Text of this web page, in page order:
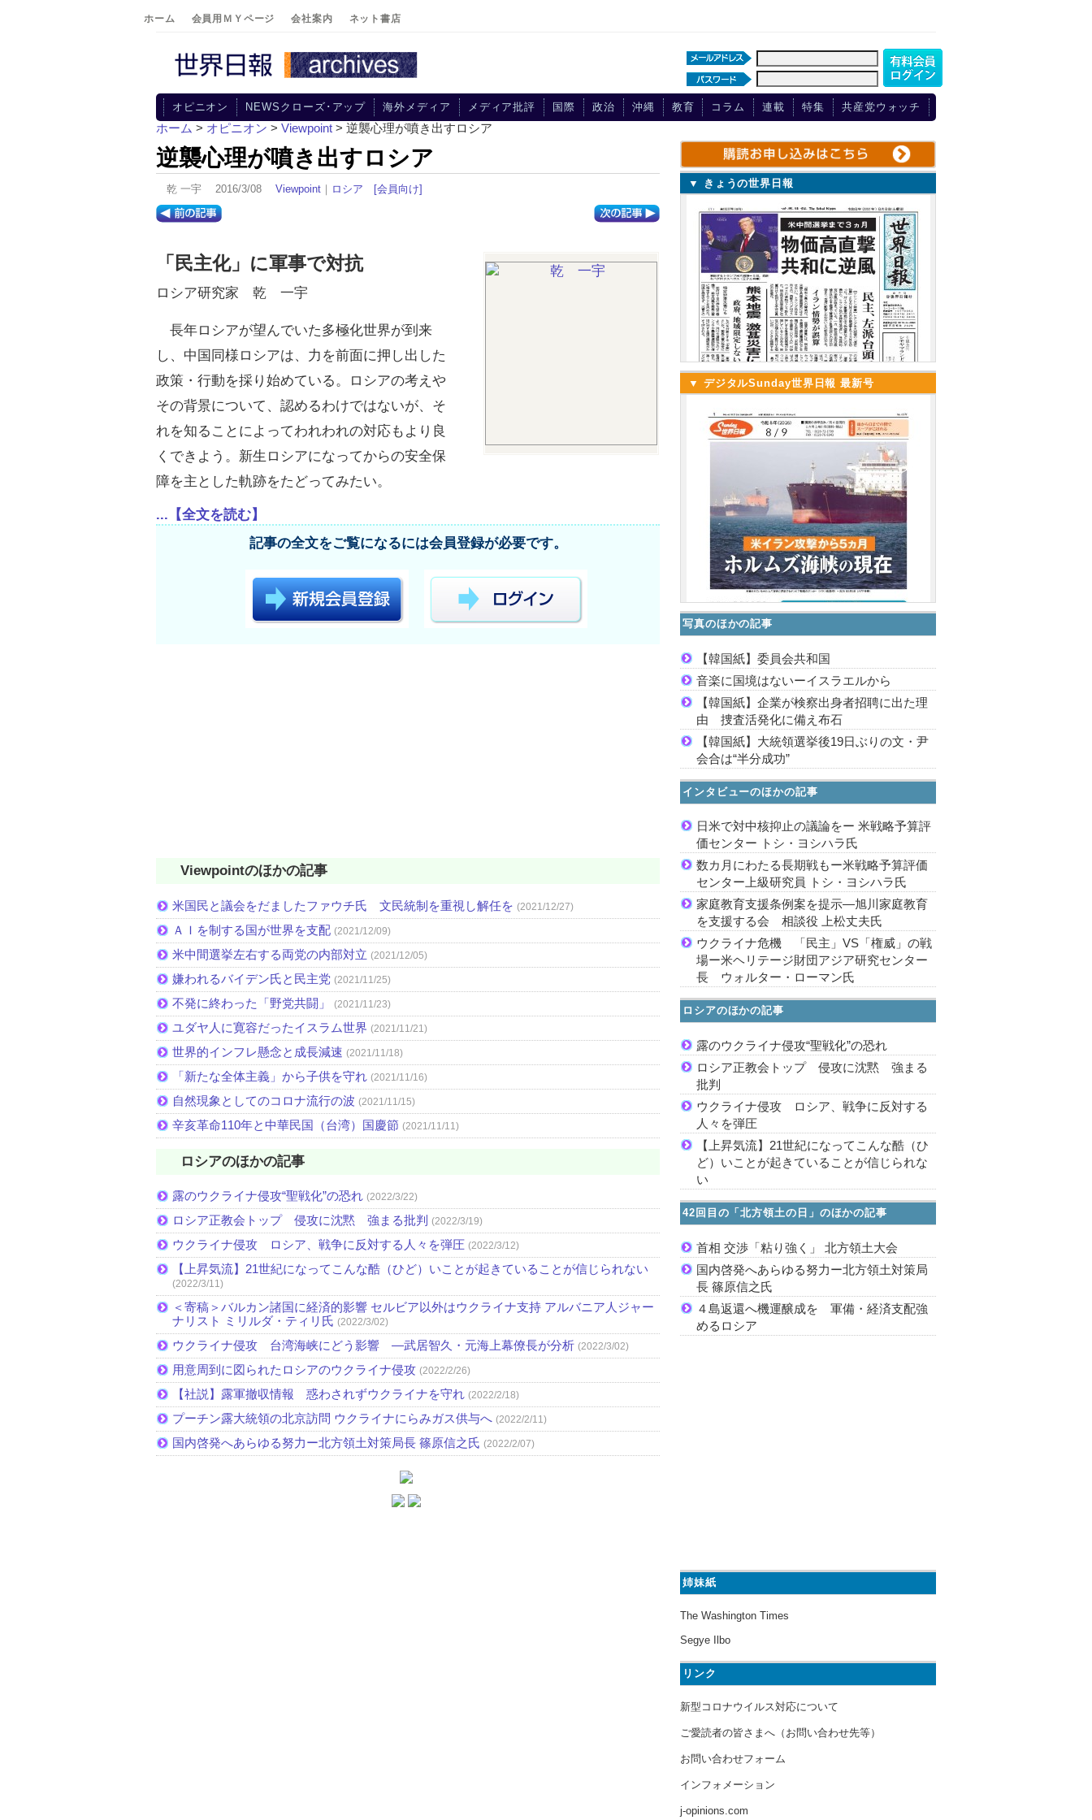
ホーム 会員用ＭＹページ 会社案内 ネット書店
オピニオン NEWSクローズ･アップ 海外メディア メディア批評 国際 政治 沖縄 教育 コラム 連載 特集 共産党ウォッチ
ホーム > オピニオン > Viewpoint > 逆襲心理が噴き出すロシア
逆襲心理が噴き出すロシア
乾 一宇 2016/3/08 Viewpoint ｜ ロシア [会員向け]
「民主化」に軍事で対抗
ロシア研究家 乾 一宇
長年ロシアが望んでいた多極化世界が到来
し、中国同様ロシアは、力を前面に押し出した
政策・行動を採り始めている。ロシアの考えや
その背景について、認めるわけではないが、そ
れを知ることによってわれわれの対応もより良
くできよう。新生ロシアになってからの安全保
障を主とした軌跡をたどってみたい。
...【全文を読む】
記事の全文をご覧になるには会員登録が必要です。
Viewpointのほかの記事
米国民と議会をだましたファウチ氏 文民統制を重視し解任を (2021/12/27)
ＡＩを制する国が世界を支配 (2021/12/09)
米中間選挙左右する両党の内部対立 (2021/12/05)
嫌われるバイデン氏と民主党 (2021/11/25)
不発に終わった「野党共闘」 (2021/11/23)
ユダヤ人に寛容だったイスラム世界 (2021/11/21)
世界的インフレ懸念と成長減速 (2021/11/18)
「新たな全体主義」から子供を守れ (2021/11/16)
自然現象としてのコロナ流行の波 (2021/11/15)
辛亥革命110年と中華民国（台湾）国慶節 (2021/11/11)
ロシアのほかの記事
露のウクライナ侵攻“聖戦化”の恐れ (2022/3/22)
ロシア正教会トップ 侵攻に沈黙 強まる批判 (2022/3/19)
ウクライナ侵攻 ロシア、戦争に反対する人々を弾圧 (2022/3/12)
【上昇気流】21世紀になってこんな酷（ひど）いことが起きていることが信じられない
(2022/3/11)
＜寄稿＞バルカン諸国に経済的影響 セルビア以外はウクライナ支持 アルバニア人ジャー
ナリスト ミリルダ・ティリ氏 (2022/3/02)
ウクライナ侵攻 台湾海峡にどう影響 ―武居智久・元海上幕僚長が分析 (2022/3/02)
用意周到に図られたロシアのウクライナ侵攻 (2022/2/26)
【社説】露軍撤収情報 惑わされずウクライナを守れ (2022/2/18)
プーチン露大統領の北京訪問 ウクライナにらみガス供与へ (2022/2/11)
国内啓発へあらゆる努力ー北方領土対策局長 篠原信之氏 (2022/2/07)
▼ きょうの世界日報
▼ デジタルSunday世界日報 最新号
写真のほかの記事
【韓国紙】委員会共和国
音楽に国境はないーイスラエルから
【韓国紙】企業が検察出身者招聘に出た理
由 捜査活発化に備え布石
【韓国紙】大統領選挙後19日ぶりの文・尹
会合は“半分成功”
インタビューのほかの記事
日米で対中核抑止の議論をー 米戦略予算評
価センター トシ・ヨシハラ氏
数カ月にわたる長期戦もー米戦略予算評価
センター上級研究員 トシ・ヨシハラ氏
家庭教育支援条例案を提示―旭川家庭教育
を支援する会 相談役 上松丈夫氏
ウクライナ危機 「民主」VS「権威」の戦
場ー米ヘリテージ財団アジア研究センター
長 ウォルター・ローマン氏
ロシアのほかの記事
露のウクライナ侵攻“聖戦化”の恐れ
ロシア正教会トップ 侵攻に沈黙 強まる
批判
ウクライナ侵攻 ロシア、戦争に反対する
人々を弾圧
【上昇気流】21世紀になってこんな酷（ひ
ど）いことが起きていることが信じられな
い
42回目の「北方領土の日」のほかの記事
首相 交渉「粘り強く」 北方領土大会
国内啓発へあらゆる努力ー北方領土対策局
長 篠原信之氏
４島返還へ機運醸成を 軍備・経済支配強
めるロシア
姉妹紙
The Washington Times
Segye Ilbo
リンク
新型コロナウイルス対応について
ご愛読者の皆さまへ（お問い合わせ先等）
お問い合わせフォーム
インフォメーション
j-opinions.com